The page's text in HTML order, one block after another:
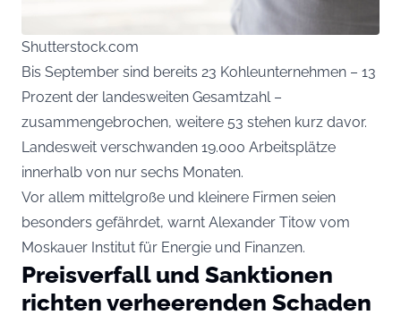
Shutterstock.com
Bis September sind bereits 23 Kohleunternehmen – 13
Prozent der landesweiten Gesamtzahl –
zusammengebrochen, weitere 53 stehen kurz davor.
Landesweit verschwanden 19.000 Arbeitsplätze
innerhalb von nur sechs Monaten.
Vor allem mittelgroße und kleinere Firmen seien
besonders gefährdet, warnt Alexander Titow vom
Moskauer Institut für Energie und Finanzen.
Preisverfall und Sanktionen
richten verheerenden Schaden